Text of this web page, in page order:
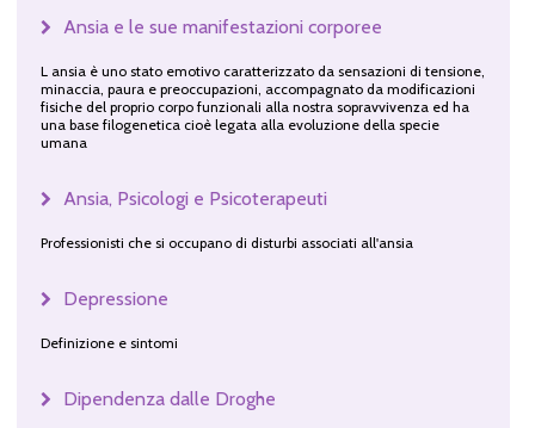
Ansia e le sue manifestazioni corporee
L ansia è uno stato emotivo caratterizzato da sensazioni di tensione,
minaccia, paura e preoccupazioni, accompagnato da modificazioni
fisiche del proprio corpo funzionali alla nostra sopravvivenza ed ha
una base filogenetica cioè legata alla evoluzione della specie
umana
Ansia, Psicologi e Psicoterapeuti
Professionisti che si occupano di disturbi associati all'ansia
Depressione
Definizione e sintomi
Dipendenza dalle Droghe